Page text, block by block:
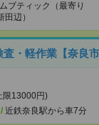
ブティック（最寄り
辺）
査・軽作業【奈良
限13000円)
/ 近鉄奈良駅から車7分